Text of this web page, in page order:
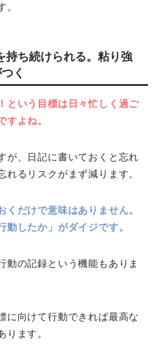
。
持ち続けられる。粘り強
く
という目標は日々忙しく過ご
すよね。
が、日記に書いておくと忘れ
れるリスクがまず減ります。
くだけで意味はありません。
動したか」がダイジです。
動の記録という機能もありま
に向けて行動できれば最高な
ります。